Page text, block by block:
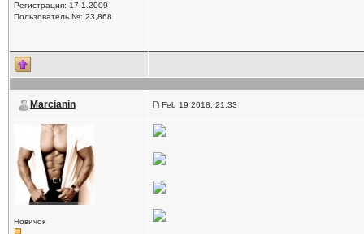
Регистрация: 17.1.2009
Пользователь №: 23,868
Marcianin Feb 19 2018, 21:33
Новичок